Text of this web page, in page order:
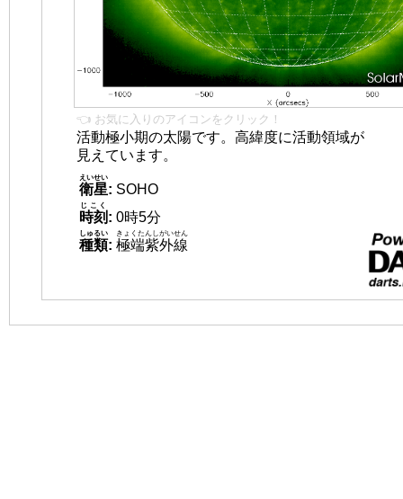
👈 お気に入りのアイコンをクリック！
活動極小期の太陽です。高緯度に活動領域が
見えています。
衛星
えいせい
: SOHO
時刻
じこく
: 0時5分
種類
しゅるい
: 極端紫外線
きょくたんしがいせん